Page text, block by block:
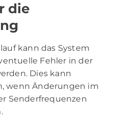
die
kann das System
Fehler in der
Dies kann
wenn Änderungen im
Senderfrequenzen